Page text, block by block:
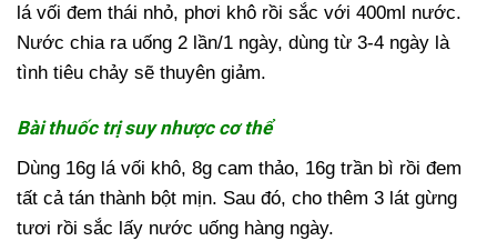
lá vối đem thái nhỏ, phơi khô rồi sắc với 400ml nước.
Nước chia ra uống 2 lần/1 ngày, dùng từ 3-4 ngày là
tình tiêu chảy sẽ thuyên giảm.
Bài thuốc trị suy nhược cơ thể
Dùng 16g lá vối khô, 8g cam thảo, 16g trần bì rồi đem
tất cả tán thành bột mịn. Sau đó, cho thêm 3 lát gừng
tươi rồi sắc lấy nước uống hàng ngày.